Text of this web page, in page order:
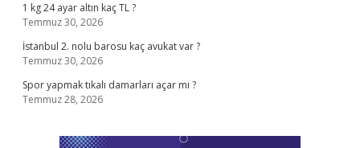
1 kg 24 ayar altın kaç TL ?
Temmuz 30, 2026
İstanbul 2. nolu barosu kaç avukat var ?
Temmuz 30, 2026
Spor yapmak tıkalı damarları açar mı ?
Temmuz 28, 2026